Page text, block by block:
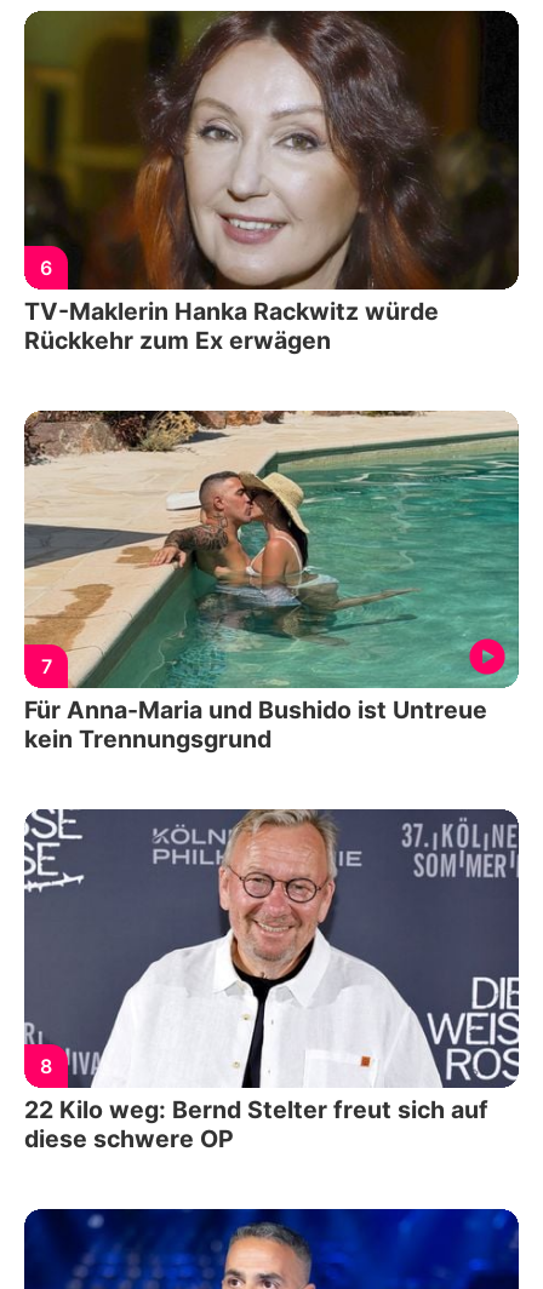
6
TV-Maklerin Hanka Rackwitz würde
Rückkehr zum Ex erwägen
7
Für Anna-Maria und Bushido ist Untreue
kein Trennungsgrund
8
22 Kilo weg: Bernd Stelter freut sich auf
diese schwere OP